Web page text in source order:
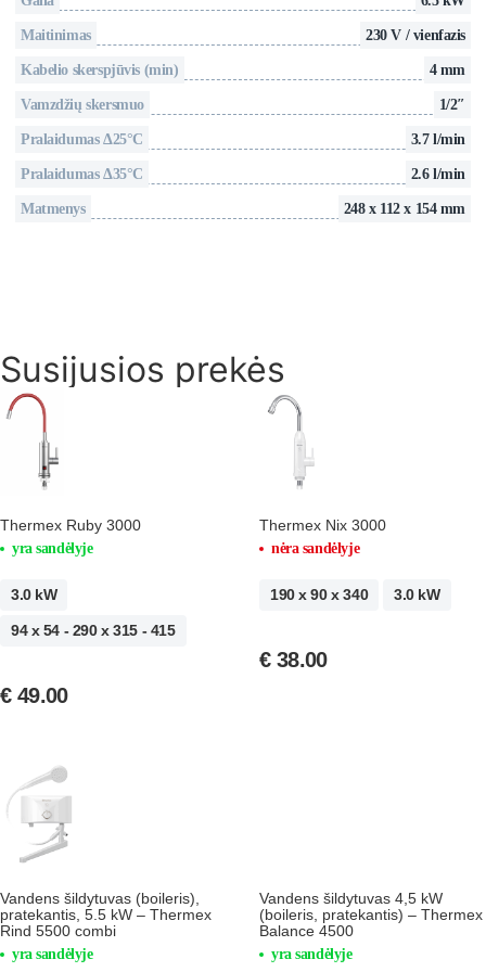
Maitinimas 230 V / vienfazis
Kabelio skerspjūvis (min) 4 mm
Vamzdžių skersmuo 1/2″
Pralaidumas Δ25°C 3.7 l/min
Pralaidumas Δ35°C 2.6 l/min
Matmenys 248 x 112 x 154 mm
Susijusios prekės
Thermex Ruby 3000
yra sandėlyje
3.0 kW
94 x 54 - 290 x 315 - 415
€49.00
Thermex Nix 3000
nėra sandėlyje
190 x 90 x 340 3.0 kW
€38.00
Vandens šildytuvas (boileris),
pratekantis, 5.5 kW – Thermex
Rind 5500 combi
yra sandėlyje
Vandens šildytuvas 4,5 kW
(boileris, pratekantis) – Thermex
Balance 4500
yra sandėlyje